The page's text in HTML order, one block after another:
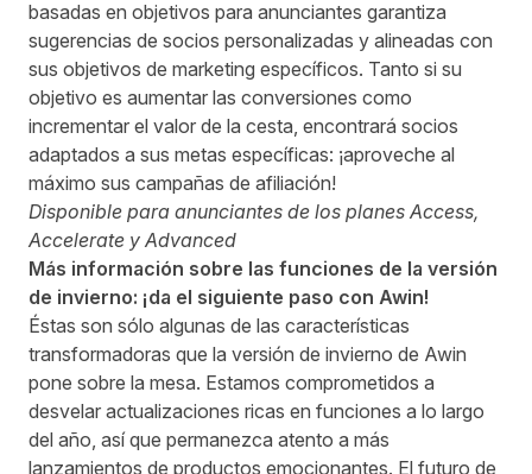
basadas en objetivos para anunciantes garantiza
sugerencias de socios personalizadas y alineadas con
sus objetivos de marketing específicos. Tanto si su
objetivo es aumentar las conversiones como
incrementar el valor de la cesta, encontrará socios
adaptados a sus metas específicas: ¡aproveche al
máximo sus campañas de afiliación!
Disponible para anunciantes de los planes Access,
Accelerate y Advanced
Más información sobre las funciones de la versión
de invierno: ¡da el siguiente paso con Awin!
Éstas son sólo algunas de las características
transformadoras que la versión de invierno de Awin
pone sobre la mesa. Estamos comprometidos a
desvelar actualizaciones ricas en funciones a lo largo
del año, así que permanezca atento a más
lanzamientos de productos emocionantes. El futuro de